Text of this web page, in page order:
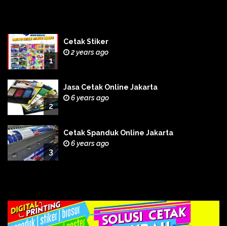
1
Cetak Stiker
2 years ago
2
Jasa Cetak Online Jakarta
6 years ago
3
Cetak Spanduk Online Jakarta
6 years ago